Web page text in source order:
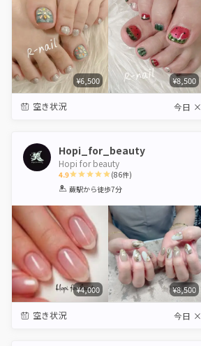
¥6,500 ¥8,500
空き状況 今日 ×
Hopi_for_beauty
Hopi for beauty
4.9
1 2 3 4 5
(86件)
蕨駅から徒歩7分
¥4,000 ¥8,500
空き状況 今日 ×